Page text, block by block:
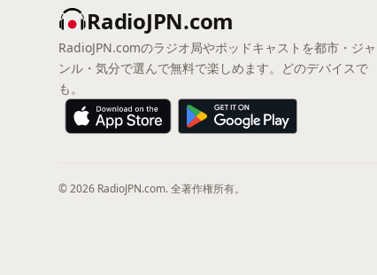
RadioJPN.com
RadioJPN.comのラジオ局やポッドキャストを都市・ジャ
ンル・気分で選んで無料で楽しめます。どのデバイスで
も。
© 2026 RadioJPN.com. 全著作権所有。